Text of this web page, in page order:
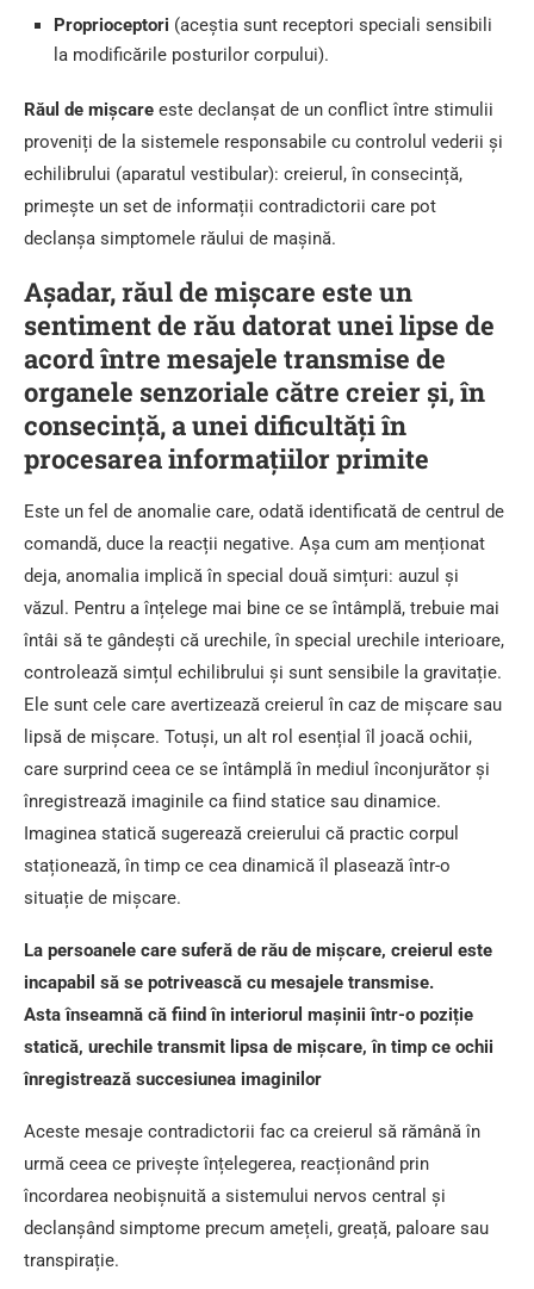
Proprioceptori (aceștia sunt receptori speciali sensibili
la modificările posturilor corpului).
Răul de mișcare este declanșat de un conflict între stimulii
proveniți de la sistemele responsabile cu controlul vederii și
echilibrului (aparatul vestibular): creierul, în consecință,
primește un set de informații contradictorii care pot
declanșa simptomele răului de mașină.
Așadar, răul de mișcare este un
sentiment de rău datorat unei lipse de
acord între mesajele transmise de
organele senzoriale către creier și, în
consecință, a unei dificultăți în
procesarea informațiilor primite
Este un fel de anomalie care, odată identificată de centrul de
comandă, duce la reacții negative. Așa cum am menționat
deja, anomalia implică în special două simțuri: auzul și
văzul. Pentru a înțelege mai bine ce se întâmplă, trebuie mai
întâi să te gândești că urechile, în special urechile interioare,
controlează simțul echilibrului și sunt sensibile la gravitație.
Ele sunt cele care avertizează creierul în caz de mișcare sau
lipsă de mișcare. Totuși, un alt rol esențial îl joacă ochii,
care surprind ceea ce se întâmplă în mediul înconjurător și
înregistrează imaginile ca fiind statice sau dinamice.
Imaginea statică sugerează creierului că practic corpul
staționează, în timp ce cea dinamică îl plasează într-o
situație de mișcare.
La persoanele care suferă de rău de mișcare, creierul este
incapabil să se potrivească cu mesajele transmise.
Asta înseamnă că fiind în interiorul mașinii într-o poziție
statică, urechile transmit lipsa de mișcare, în timp ce ochii
înregistrează succesiunea imaginilor
Aceste mesaje contradictorii fac ca creierul să rămână în
urmă ceea ce privește înțelegerea, reacționând prin
încordarea neobișnuită a sistemului nervos central și
declanșând simptome precum amețeli, greață, paloare sau
transpirație.